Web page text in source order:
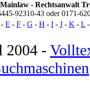
- Rechtsanwalt
92310-43 oder 0171-
- E - F - G - H - I - J - K - L
2004 -